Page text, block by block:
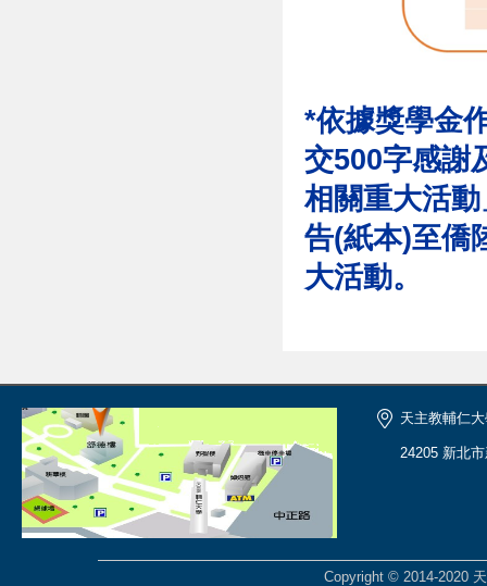
*依據獎學金
交500字感謝
相關重大活
告(紙本)至僑
大活動。
天主教輔仁
24205 新北
Copyright © 2014-2020